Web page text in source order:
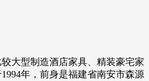
大型制造酒店家具、精装豪宅家
年，前身是福建省南安市森源